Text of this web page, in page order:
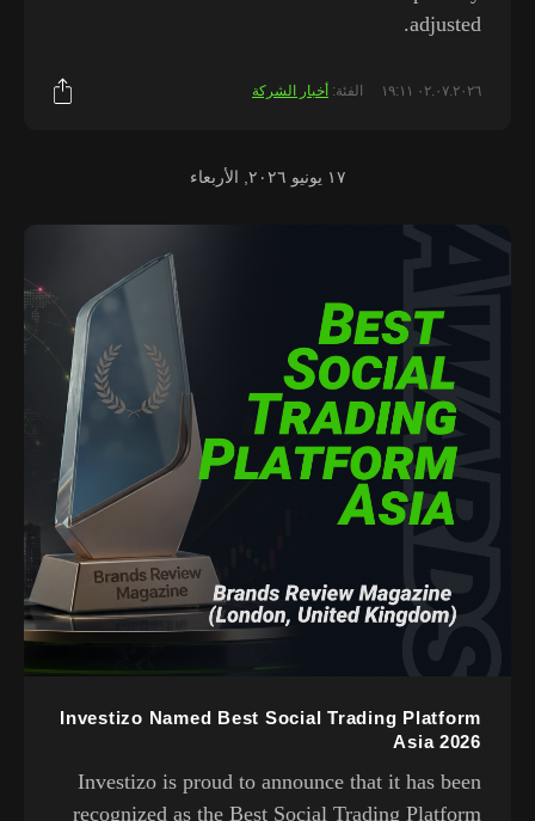
adjusted.
٠٢.٠٧.٢٠٢٦ ١٩:١١ الفئة: أخبار الشركة
١٧ يونيو ٢٠٢٦, الأربعاء
Investizo Named Best Social Trading Platform
Asia 2026
Investizo is proud to announce that it has been
recognized as the Best Social Trading Platform